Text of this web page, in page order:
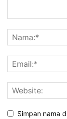
Simpan nama